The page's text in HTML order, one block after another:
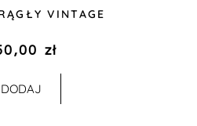
VINTAGE
zł
DODAJ